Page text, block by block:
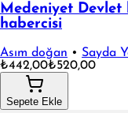
Medeniyet Devlet
habercisi
Asım doğan • Sayda
₺442,00₺520,00
Sepete Ekle